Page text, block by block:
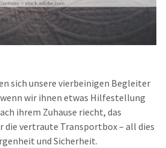
sich unsere vierbeinigen Begleiter
wir ihnen etwas Hilfestellung
ihrem Zuhause riecht, das
die vertraute Transportbox – all dies
und Sicherheit.